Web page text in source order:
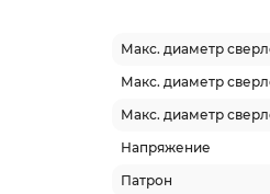
Макс. диаметр
Макс. диаметр
Макс. диаметр
Напряжение
Патрон